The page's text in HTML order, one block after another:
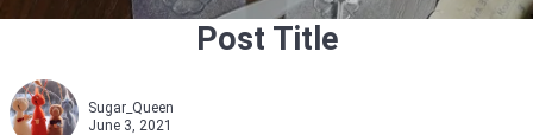
Post Title
Sugar_Queen
June 3, 2021